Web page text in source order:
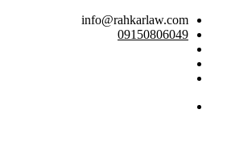
info@rahkarlaw.com
09150806049